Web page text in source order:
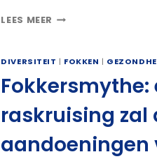
LEES MEER SLIMMER
DNA:
HELPT
EMBARK
MATCHMAKER
TOOL
DIVERSITEIT | FOKKEN |
Fokkersmythe:
raskruising zal
aandoeningen